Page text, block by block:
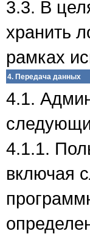
3.3. В
хранить
рамках
4. Передача данных
4.1.
4.1.1.
включая